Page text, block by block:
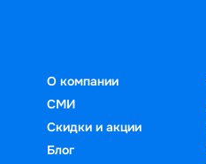
О компании
СМИ
Скидки и акции
Блог